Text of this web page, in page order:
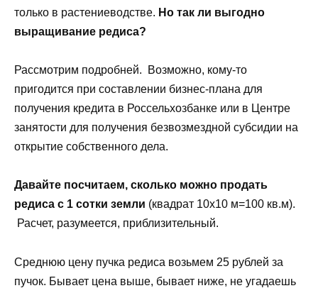
только в растениеводстве. Но так ли выгодно
выращивание редиса?
Рассмотрим подробней. Возможно, кому-то
пригодится при составлении бизнес-плана для
получения кредита в Россельхозбанке или в Центре
занятости для получения безвозмездной субсидии на
открытие собственного дела.
Давайте посчитаем, сколько можно продать
редиса с 1 сотки земли (квадрат 10х10 м=100 кв.м).
Расчет, разумеется, приблизительный.
Среднюю цену пучка редиса возьмем 25 рублей за
пучок. Бывает цена выше, бывает ниже, не угадаешь